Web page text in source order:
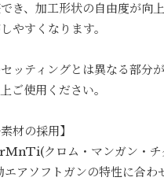
き、加工形状の自由度が向
やすくなります。
ッティングとは異なる部分
ご使用ください。
材の採用】
クロム・マンガン・チ
エアソフトガンの特性に合わ